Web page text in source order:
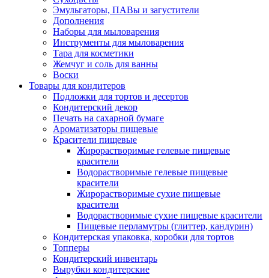
Эмульгаторы, ПАВы и загустители
Дополнения
Наборы для мыловарения
Инструменты для мыловарения
Тара для косметики
Жемчуг и соль для ванны
Воски
Товары для кондитеров
Подложки для тортов и десертов
Кондитерский декор
Печать на сахарной бумаге
Ароматизаторы пищевые
Красители пищевые
Жирорастворимые гелевые пищевые
красители
Водорастворимые гелевые пищевые
красители
Жирорастворимые сухие пищевые
красители
Водорастворимые сухие пищевые красители
Пищевые перламутры (глиттер, кандурин)
Кондитерская упаковка, коробки для тортов
Топперы
Кондитерский инвентарь
Вырубки кондитерские